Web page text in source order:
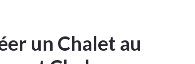
un Chalet au